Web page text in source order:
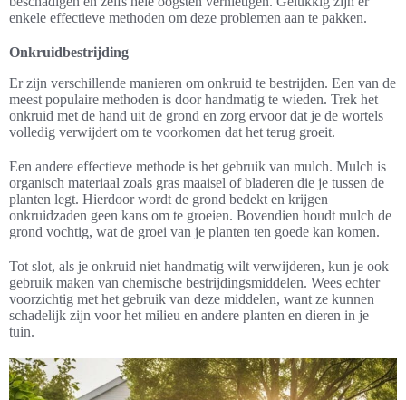
enkele effectieve methoden om deze problemen aan te pakken.
Onkruidbestrijding
Er zijn verschillende manieren om onkruid te bestrijden. Een van de
meest populaire methoden is door handmatig te wieden. Trek het
onkruid met de hand uit de grond en zorg ervoor dat je de wortels
volledig verwijdert om te voorkomen dat het terug groeit.
Een andere effectieve methode is het gebruik van mulch. Mulch is
organisch materiaal zoals gras maaisel of bladeren die je tussen de
planten legt. Hierdoor wordt de grond bedekt en krijgen
onkruidzaden geen kans om te groeien. Bovendien houdt mulch de
grond vochtig, wat de groei van je planten ten goede kan komen.
Tot slot, als je onkruid niet handmatig wilt verwijderen, kun je ook
gebruik maken van chemische bestrijdingsmiddelen. Wees echter
voorzichtig met het gebruik van deze middelen, want ze kunnen
schadelijk zijn voor het milieu en andere planten en dieren in je
tuin.